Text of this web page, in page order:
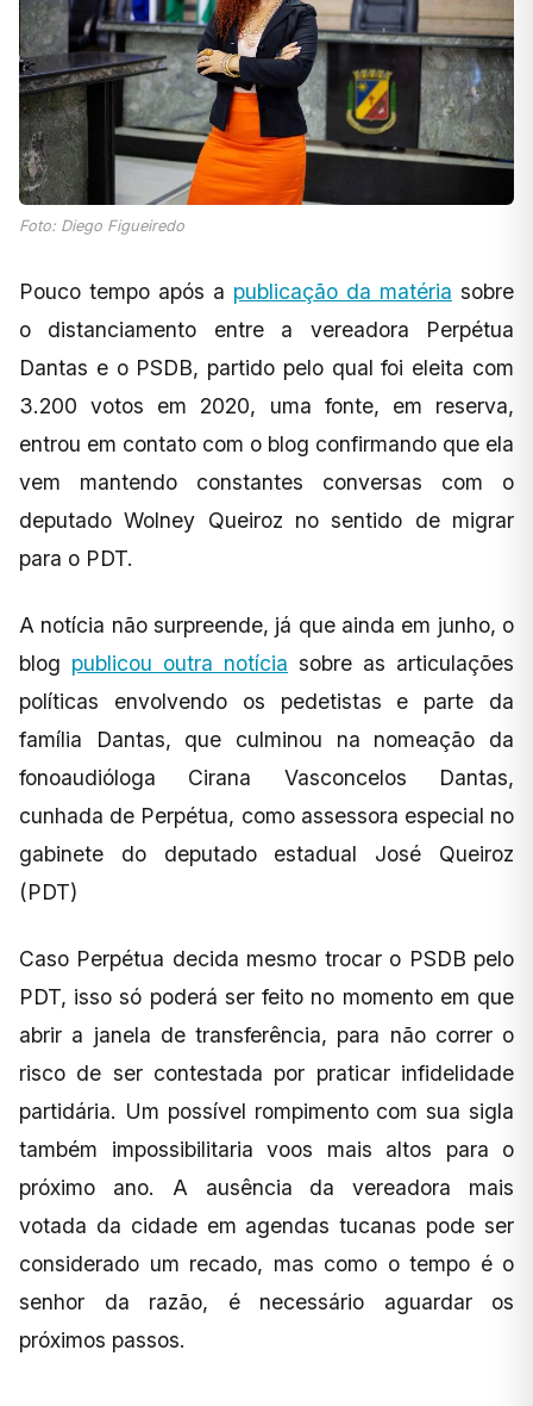
Foto: Diego Figueiredo
Pouco tempo após a publicação da matéria sobre
o distanciamento entre a vereadora Perpétua
Dantas e o PSDB, partido pelo qual foi eleita com
3.200 votos em 2020, uma fonte, em reserva,
entrou em contato com o blog confirmando que ela
vem mantendo constantes conversas com o
deputado Wolney Queiroz no sentido de migrar
para o PDT.
A notícia não surpreende, já que ainda em junho, o
blog publicou outra notícia sobre as articulações
políticas envolvendo os pedetistas e parte da
família Dantas, que culminou na nomeação da
fonoaudióloga Cirana Vasconcelos Dantas,
cunhada de Perpétua, como assessora especial no
gabinete do deputado estadual José Queiroz
(PDT)
Caso Perpétua decida mesmo trocar o PSDB pelo
PDT, isso só poderá ser feito no momento em que
abrir a janela de transferência, para não correr o
risco de ser contestada por praticar infidelidade
partidária. Um possível rompimento com sua sigla
também impossibilitaria voos mais altos para o
próximo ano. A ausência da vereadora mais
votada da cidade em agendas tucanas pode ser
considerado um recado, mas como o tempo é o
senhor da razão, é necessário aguardar os
próximos passos.